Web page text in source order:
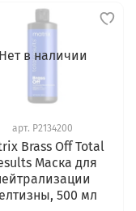
Нет в наличии
арт. P2134200
Brass Off Total
Маска для
500 мл